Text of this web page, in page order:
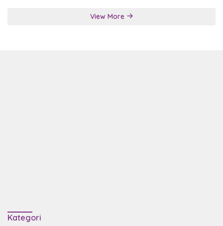
View More
Kategori